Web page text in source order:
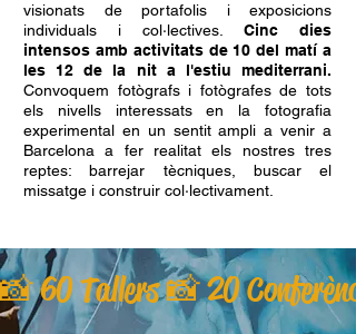
visionats de portafolis i exposicions
individuals i col·lectives.
Cinc dies
intensos amb activitats de 10 del matí a
les 12 de la nit a l'estiu mediterrani.
Convoquem fotògrafs i fotògrafes de tots
els nivells interessats en la fotografia
experimental en un sentit ampli a venir a
Barcelona a fer realitat els nostres tres
reptes: barrejar tècniques, buscar el
missatge i construir col·lectivament.
📸 60 Tallers 📸 20